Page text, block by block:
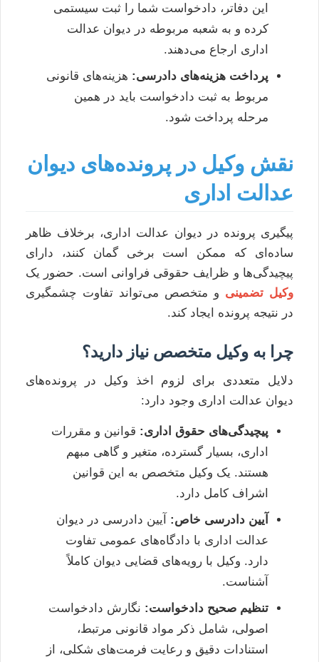
این دفاتر، دادخواست شما را ثبت سیستمی
کرده و به شعبه مربوطه در دیوان عدالت
اداری ارجاع می‌دهند.
پرداخت هزینه‌های دادرسی: هزینه‌های قانونی
مربوط به ثبت دادخواست باید در همین
مرحله پرداخت شود.
نقش وکیل در پرونده‌های دیوان
عدالت اداری
پیگیری پرونده در دیوان عدالت اداری، برخلاف ظاهر
ساده‌ای که ممکن است برخی گمان کنند، دارای
پیچیدگی‌ها و ظرایف حقوقی فراوانی است. حضور یک
وکیل تضمینی و متخصص می‌تواند تفاوت چشمگیری
در نتیجه پرونده ایجاد کند.
چرا به وکیل متخصص نیاز دارید؟
دلایل متعددی برای لزوم اخذ وکیل در پرونده‌های
دیوان عدالت اداری وجود دارد:
پیچیدگی‌های حقوق اداری: قوانین و مقررات
اداری، بسیار گسترده، متغیر و گاهی مبهم
هستند. یک وکیل متخصص به این قوانین
اشراف کامل دارد.
آیین دادرسی خاص: آیین دادرسی در دیوان
عدالت اداری با دادگاه‌های عمومی تفاوت
دارد. وکیل با رویه‌های قضایی دیوان کاملاً
آشناست.
تنظیم صحیح دادخواست: نگارش دادخواست
اصولی، شامل ذکر مواد قانونی مرتبط،
استنادات دقیق و رعایت فرمت‌های شکلی، از